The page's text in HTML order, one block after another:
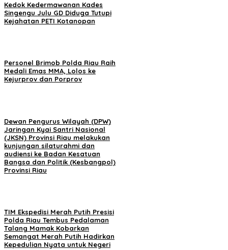
Kedok Kedermawanan Kades
Singengu Julu GD Diduga Tutupi
Kejahatan PETI Kotanopan
Personel Brimob Polda Riau Raih
Medali Emas MMA, Lolos ke
Kejurprov dan Porprov
Dewan Pengurus Wilayah (DPW)
Jaringan Kyai Santri Nasional
(JKSN) Provinsi Riau melakukan
kunjungan silaturahmi dan
audiensi ke Badan Kesatuan
Bangsa dan Politik (Kesbangpol)
Provinsi Riau
TIM Ekspedisi Merah Putih Presisi
Polda Riau Tembus Pedalaman
Talang Mamak Kobarkan
Semangat Merah Putih Hadirkan
Kepedulian Nyata untuk Negeri